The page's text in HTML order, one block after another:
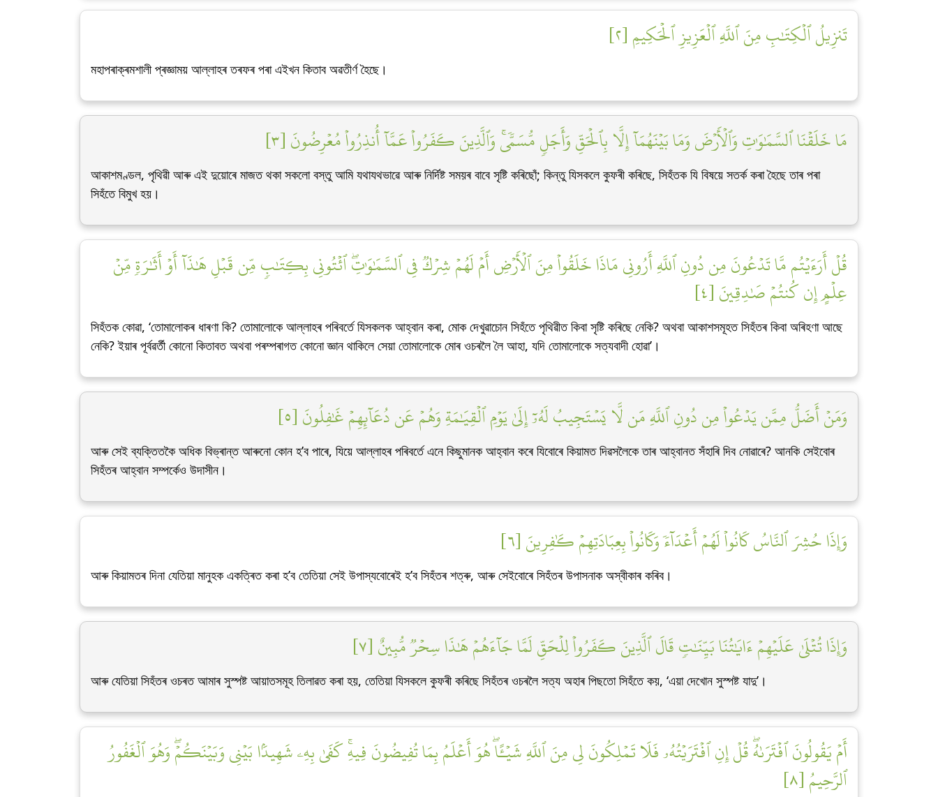
تَنزِيلُ ٱلۡكِتَٰبِ مِنَ ٱللَّهِ ٱلۡعَزِيزِ ٱلۡحَكِيمِ [٢]
মহাপৰাক্ৰমশালী প্ৰজ্ঞাময় আল্লাহৰ তৰফৰ পৰা এইখন কিতাব অৱতীৰ্ণ হৈছে।
مَا خَلَقۡنَا ٱلسَّمَٰوَٰتِ وَٱلۡأَرۡضَ وَمَا بَيۡنَهُمَآ إِلَّا بِٱلۡحَقِّ وَأَجَلٖ مُّسَمّٗىۚ وَٱلَّذِينَ كَفَرُواْ عَمَّآ أُنذِرُواْ مُعۡرِضُونَ [٣]
আকাশমণ্ডল, পৃথিৱী আৰু এই দুয়োৰে মাজত থকা সকলো বস্তু আমি যথাযথভাৱে আৰু নিৰ্দিষ্ট সময়ৰ বাবে সৃষ্টি কৰিছোঁ; কিন্তু যিসকলে কুফৰী কৰিছে, সিহঁতক যি বিষয়ে সতৰ্ক কৰা হৈছে তাৰ পৰা
সিহঁতে বিমুখ হয়।
قُلۡ أَرَءَيۡتُم مَّا تَدۡعُونَ مِن دُونِ ٱللَّهِ أَرُونِي مَاذَا خَلَقُواْ مِنَ ٱلۡأَرۡضِ أَمۡ لَهُمۡ شِرۡكٞ فِي ٱلسَّمَٰوَٰتِۖ ٱئۡتُونِي بِكِتَٰبٖ مِّن قَبۡلِ هَٰذَآ أَوۡ أَثَٰرَةٖ مِّنۡ
عِلۡمٍ إِن كُنتُمۡ صَٰدِقِينَ [٤]
সিহঁতক কোৱা, ‘তোমালোকৰ ধাৰণা কি? তোমালোকে আল্লাহৰ পৰিবৰ্তে যিসকলক আহ্বান কৰা, মোক দেখুৱাচোন সিহঁতে পৃথিৱীত কিবা সৃষ্টি কৰিছে নেকি? অথবা আকাশসমূহত সিহঁতৰ কিবা অৰিহণা আছে
নেকি? ইয়াৰ পূৰ্বৱৰ্তী কোনো কিতাবত অথবা পৰম্পৰাগত কোনো জ্ঞান থাকিলে সেয়া তোমালোকে মোৰ ওচৰলৈ লৈ আহা, যদি তোমালোকে সত্যবাদী হোৱা’।
وَمَنۡ أَضَلُّ مِمَّن يَدۡعُواْ مِن دُونِ ٱللَّهِ مَن لَّا يَسۡتَجِيبُ لَهُۥٓ إِلَىٰ يَوۡمِ ٱلۡقِيَٰمَةِ وَهُمۡ عَن دُعَآئِهِمۡ غَٰفِلُونَ [٥]
আৰু সেই ব্যক্তিতকৈ অধিক বিভ্ৰান্ত আৰুনো কোন হ’ব পাৰে, যিয়ে আল্লাহৰ পৰিবৰ্তে এনে কিছুমানক আহ্বান কৰে যিবোৰে কিয়ামত দিৱসলৈকে তাৰ আহ্বানত সঁহাৰি দিব নোৱাৰে? আনকি সেইবোৰ
সিহঁতৰ আহ্বান সম্পৰ্কেও উদাসীন।
وَإِذَا حُشِرَ ٱلنَّاسُ كَانُواْ لَهُمۡ أَعۡدَآءٗ وَكَانُواْ بِعِبَادَتِهِمۡ كَٰفِرِينَ [٦]
আৰু কিয়ামতৰ দিনা যেতিয়া মানুহক একত্ৰিত কৰা হ’ব তেতিয়া সেই উপাস্যবোৰেই হ’ব সিহঁতৰ শত্ৰু, আৰু সেইবোৰে সিহঁতৰ উপাসনাক অস্বীকাৰ কৰিব।
وَإِذَا تُتۡلَىٰ عَلَيۡهِمۡ ءَايَٰتُنَا بَيِّنَٰتٖ قَالَ ٱلَّذِينَ كَفَرُواْ لِلۡحَقِّ لَمَّا جَآءَهُمۡ هَٰذَا سِحۡرٞ مُّبِينٌ [٧]
আৰু যেতিয়া সিহঁতৰ ওচৰত আমাৰ সুস্পষ্ট আয়াতসমূহ তিলাৱত কৰা হয়, তেতিয়া যিসকলে কুফৰী কৰিছে সিহঁতৰ ওচৰলৈ সত্য অহাৰ পিছতো সিহঁতে কয়, ‘এয়া দেখোন সুস্পষ্ট যাদু’।
أَمۡ يَقُولُونَ ٱفۡتَرَىٰهُۖ قُلۡ إِنِ ٱفۡتَرَيۡتُهُۥ فَلَا تَمۡلِكُونَ لِي مِنَ ٱللَّهِ شَيۡـًٔاۖ هُوَ أَعۡلَمُ بِمَا تُفِيضُونَ فِيهِۚ كَفَىٰ بِهِۦ شَهِيدَۢا بَيۡنِي وَبَيۡنَكُمۡۖ وَهُوَ ٱلۡغَفُورُ
ٱلرَّحِيمُ [٨]